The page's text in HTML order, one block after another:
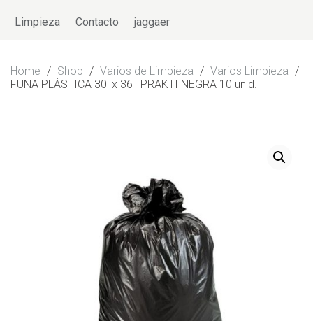
Limpieza Contacto jaggaer
Home / Shop / Varios de Limpieza / Varios Limpieza /
FUNA PLÁSTICA 30¨x 36¨ PRAKTI NEGRA 10 unid.